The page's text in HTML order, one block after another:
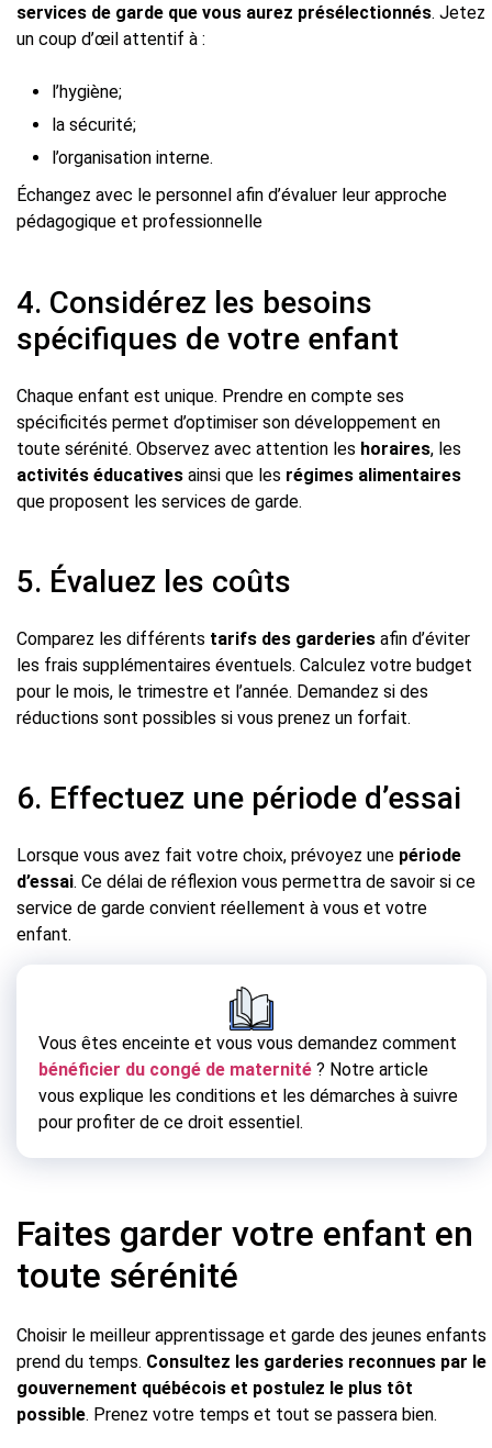
services de garde que vous aurez présélectionnés. Jetez
un coup d’œil attentif à :
l’hygiène;
la sécurité;
l’organisation interne.
Échangez avec le personnel afin d’évaluer leur approche
pédagogique et professionnelle
4. Considérez les besoins
spécifiques de votre enfant
Chaque enfant est unique. Prendre en compte ses
spécificités permet d’optimiser son développement en
toute sérénité. Observez avec attention les horaires, les
activités éducatives ainsi que les régimes alimentaires
que proposent les services de garde.
5. Évaluez les coûts
Comparez les différents tarifs des garderies afin d’éviter
les frais supplémentaires éventuels. Calculez votre budget
pour le mois, le trimestre et l’année. Demandez si des
réductions sont possibles si vous prenez un forfait.
6. Effectuez une période d’essai
Lorsque vous avez fait votre choix, prévoyez une période
d’essai. Ce délai de réflexion vous permettra de savoir si ce
service de garde convient réellement à vous et votre
enfant.
Vous êtes enceinte et vous vous demandez comment
bénéficier du congé de maternité ? Notre article
vous explique les conditions et les démarches à suivre
pour profiter de ce droit essentiel.
Faites garder votre enfant en
toute sérénité
Choisir le meilleur apprentissage et garde des jeunes enfants
prend du temps. Consultez les garderies reconnues par le
gouvernement québécois et postulez le plus tôt
possible. Prenez votre temps et tout se passera bien.